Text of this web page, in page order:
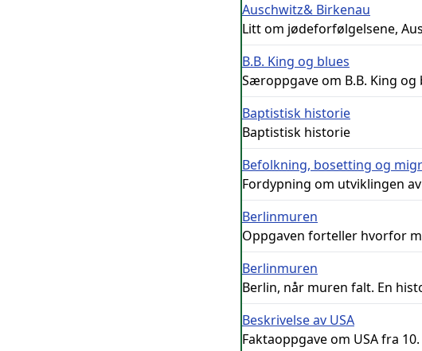
Auschwitz& Birkenau
Litt om jødeforfølgelsene,
B.B. King og blues
Særoppgave om B.B. King
Baptistisk historie
Baptistisk historie
Befolkning, bosetting og
Fordypning om utviklingen
Berlinmuren
Oppgaven forteller hvorfor
Berlinmuren
Berlin, når muren falt. En
Beskrivelse av USA
Faktaoppgave om USA fra